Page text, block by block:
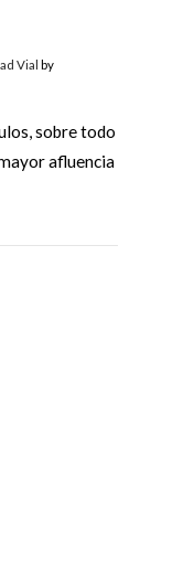
Vial by
sobre todo
afluencia